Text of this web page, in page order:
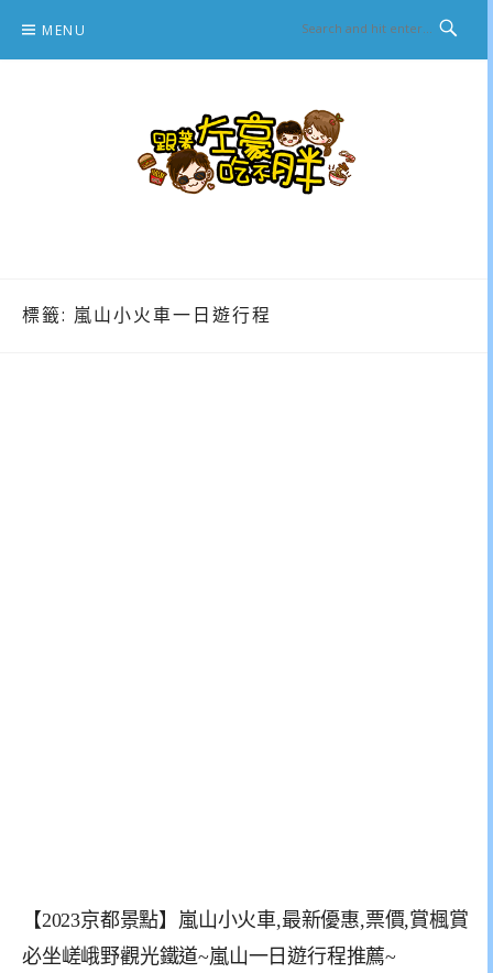
content
MENU
標籤: 嵐山小火車一日遊行程
【2023京都景點】嵐山小火車,最新優惠,票價,賞楓賞
必坐嵯峨野觀光鐵道~嵐山一日遊行程推薦~